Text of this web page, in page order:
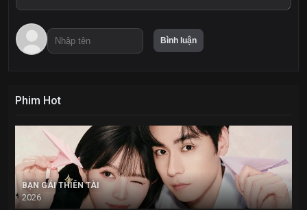
Phim Hot
BẠN GÁI THIÊN TÀI
2026